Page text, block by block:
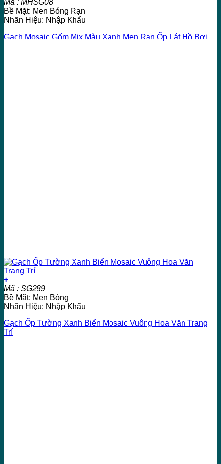
Mã : MHSG08
Bề Mặt: Men Bóng Rạn
Nhãn Hiệu: Nhập Khẩu
Gạch Mosaic Gốm Mix Màu Xanh Men Rạn Ốp Lát Hồ Bơi
+
Mã : SG289
Bề Mặt: Men Bóng
Nhãn Hiệu: Nhập Khẩu
Gạch Ốp Tường Xanh Biển Mosaic Vuông Hoa Văn Trang
Trí